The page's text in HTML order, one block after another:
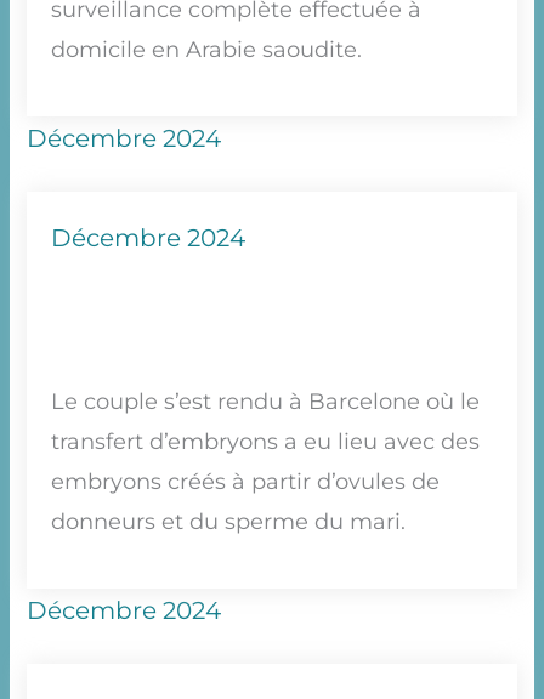
surveillance complète effectuée à
domicile en Arabie saoudite.
Décembre 2024
Décembre 2024
Le couple s’est rendu à Barcelone où le
transfert d’embryons a eu lieu avec des
embryons créés à partir d’ovules de
donneurs et du sperme du mari.
Décembre 2024